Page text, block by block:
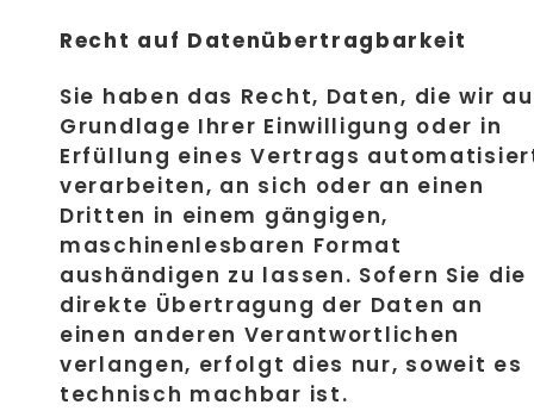
Recht auf Datenübertragbarkeit
Sie haben das Recht, Daten, die wir
Grundlage Ihrer Einwilligung oder in
Erfüllung eines Vertrags
verarbeiten, an sich oder an einen
Dritten in einem gängigen,
maschinenlesbaren Format
aushändigen zu lassen. Sofern Sie die
direkte Übertragung der Daten an
einen anderen Verantwortlichen
verlangen, erfolgt dies nur, soweit es
technisch machbar ist.